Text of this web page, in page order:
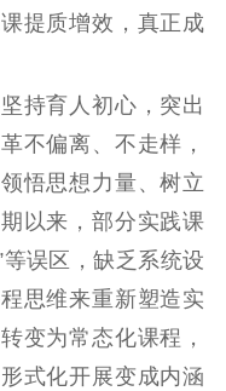
成果集萃
资料下载
新闻发布
品牌栏目
提质增效，真正成
育人初心，突出
不偏离、不走样，
悟思想力量、树立
以来，部分实践课
等误区，缺乏系统设
思维来重新塑造实
变为常态化课程，
式化开展变成内涵